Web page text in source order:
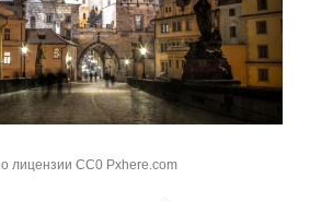
лицензии CC0 Pxhere.com